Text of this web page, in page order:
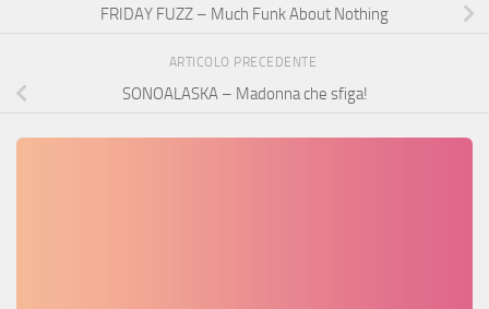
FRIDAY FUZZ – Much Funk About Nothing
ARTICOLO PRECEDENTE
SONOALASKA – Madonna che sfiga!